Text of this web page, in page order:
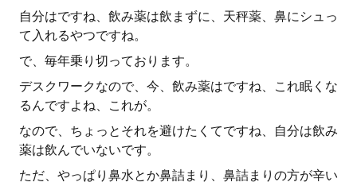
自分はですね、飲み薬は飲まずに、天秤薬、鼻にシュっ
て入れるやつですね。
で、毎年乗り切っております。
デスクワークなので、今、飲み薬はですね、これ眠くな
るんですよね、これが。
なので、ちょっとそれを避けたくてですね、自分は飲み
薬は飲んでいないです。
ただ、やっぱり鼻水とか鼻詰まり、鼻詰まりの方が辛い